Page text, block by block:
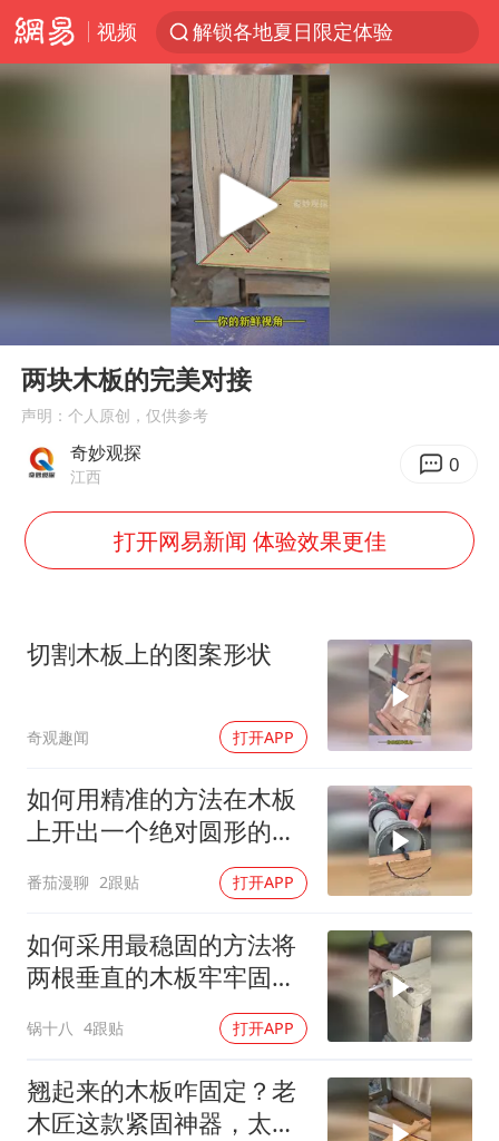
视频
解锁各地夏日限定体验
金饰克价一夜涨回1300元
河南重大刑事案嫌疑人落网
峰哥 汪海林
白海豚将正面袭击贯穿浙江
酒店回应车内过夜被收150元
“不怕六爷挂得多 就怕六爷挂一颗”
浙江台州《告全体市民书》
香港宏福苑火灾或由烟头引起
人民的健康、体质、幸福一脉相承
Play
两块木板的完美对接
声明：个人原创，仅供参考
奇妙观探
江西 0
打开网易新闻 体验效果更佳
切割木板上的图案形状
奇观趣闻 打开APP
如何用精准的方法在木板
上开出一个绝对圆形的木
番茄漫聊 2跟贴 打开APP
如何采用最稳固的方法将
两根垂直的木板牢牢固定
锅十八 4跟贴 打开APP
翘起来的木板咋固定？老
木匠这款紧固神器，太好